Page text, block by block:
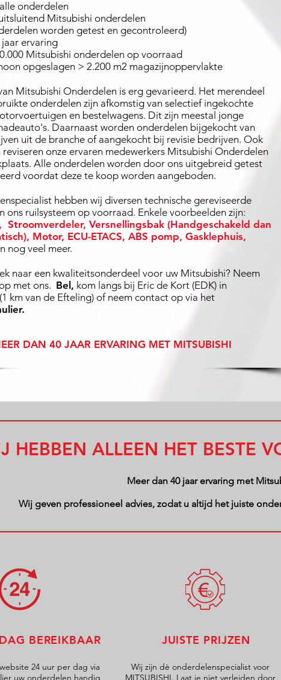
onderdelen
Mitsubishi onderdelen
worden getest en gecontroleerd)
ervaring
Mitsubishi onderdelen op voorraad
opgeslagen > 2.200 m2 magazijnoppervlakte
Mitsubishi Onderdelen is erg gevarieerd. Het merendeel
onderdelen zijn afkomstig van selectief ingekochte
en bestelwagens. Dit zijn meestal jonge
Daarnaast worden onderdelen bijgekocht van
uit de branche of aangekocht bij revisie bedrijven. Ook
reviseren onze ervaren medewerkers Mitsubishi Onderdelen
Alle onderdelen worden door ons uitgebreid getest
voordat deze te koop worden aangeboden.
hebben wij diversen technische gereviseerde
ons ruilsysteem op voorraad. Enkele voorbeelden zijn:
Stroomverdeler, Versnellingsbak (Handgeschakeld dan
, Motor, ECU-ETACS, ABS pomp, Gasklephuis,
nog veel meer.
naar een kwaliteitsonderdeel voor uw Mitsubishi? Neem
met ons. Bel, kom langs bij Eric de Kort (EDK) in
km van de Efteling) of neem contact op via het
DAN 40 JAAR ERVARING METMITSUBISHI
HEBBEN ALLEEN HET BESTE
Meer dan 40 jaar ervaring met
Wij geven professioneel advies, zodat u altijd het juiste
BEREIKBAAR
24 uur per dag via
uw onderdelen handig
JUISTE PRIJZEN
Wij zijn dè onderdelenspecialist voor
MITSUBISHI. Laat je niet verleiden door